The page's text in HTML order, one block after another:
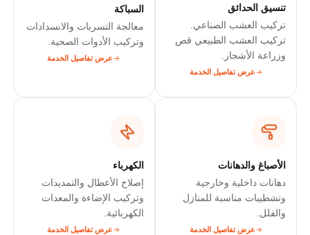
تنسيق الحدائق
تركيب العشب الصناعي.
تركيب العشب الطبيعي قص
وزراعة الأشجار.
عرض تفاصيل الخدمة
السباكة
معالجة التسربات والانسدادات
وتركيب الأدوات الصحية.
عرض تفاصيل الخدمة
الأصباغ والدهانات
دهانات داخلية وخارجية
وتشطيبات مناسبة للمنازل
والفلل.
عرض تفاصيل الخدمة
الكهرباء
إصلاح الأعطال والتمديدات
وتركيب الإضاءة والمعدات
الكهربائية.
عرض تفاصيل الخدمة